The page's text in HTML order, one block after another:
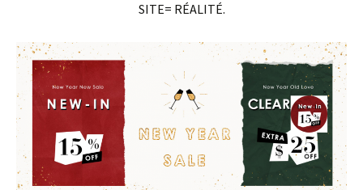
SITE= RÉALITÉ.